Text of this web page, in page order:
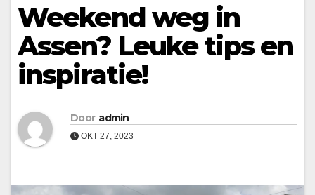
Weekend weg in
Assen? Leuke tips en
inspiratie!
Door admin
OKT 27, 2023